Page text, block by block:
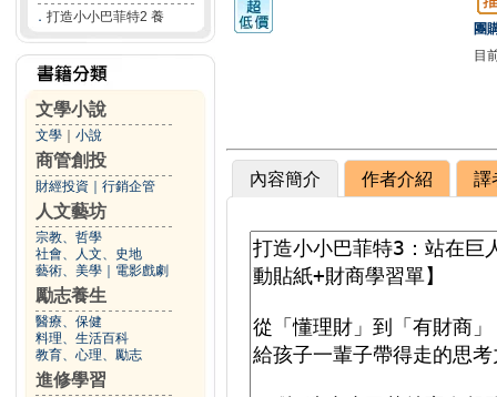
． 打造小小巴菲特2 養
文學小說
文學 小說
商管創投
財經投資 行銷企管
人文藝坊
宗教、哲學
社會、人文、史地
藝術、美學
電影戲劇
勵志養生
醫療、保健
料理、生活百科
教育、心理、勵志
進修學習
團
目
內容簡介 作者介紹 譯